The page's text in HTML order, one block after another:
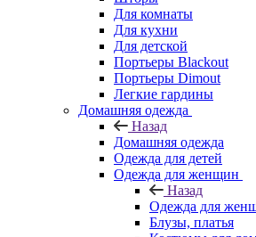
Для комнаты
Для кухни
Для детской
Портьеры Blackout
Портьеры Dimout
Легкие гардины
Домашняя одежда
Назад
Домашняя одежда
Одежда для детей
Одежда для женщин
Назад
Одежда для
Блузы, платья